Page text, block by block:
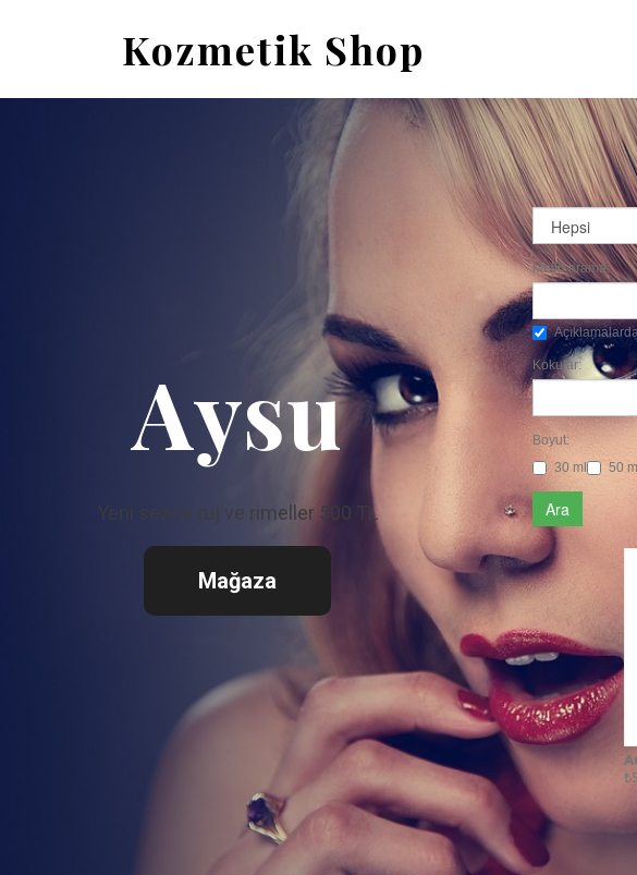
Kozmetik Shop
Aysu
Yeni sezon ruj ve rimeller 500 TL
Mağaza
Metin arama:
Kokular:
Boyut:
30 ml
50 ml
Ara